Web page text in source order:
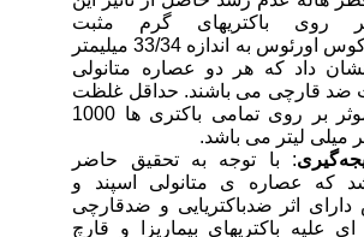
روی باکتری­های گرم مثبت
استافیلوکوکوس اورئوس به اندازه 33/34 میلی­متر
داد که هر دو عصاره متانولی
ضد قارچی می باشند. حداقل غلظت
کشندگی موثر بر روی تمامی باکتری ها 1000
میلی لیتر می باشد.
: با توجه به تحقیق حاضر
عصاره ی متانولی اسپند و
اثر ضدباکتریایی و ضدقارچی
علیه باکتری­های بیماریزا و قارچ